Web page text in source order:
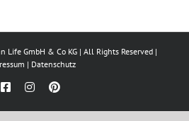
Life GmbH & Co KG | All Rights Reserved |
| Datenschutz
FacebookInstagramPinterest